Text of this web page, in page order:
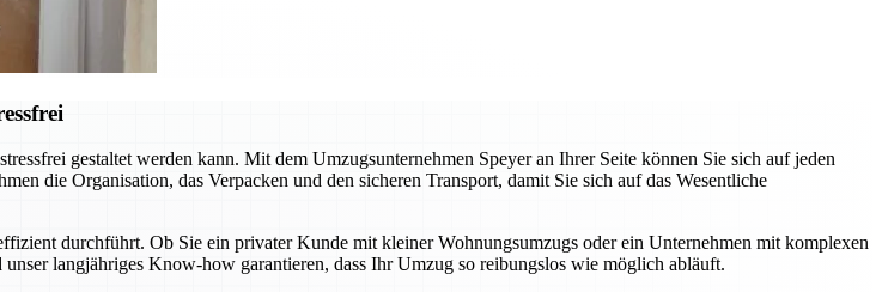
gestaltet werden kann. Mit dem Umzugsunternehmen Speyer an Ihrer Seite können Sie sich auf jeden
die Organisation, das Verpacken und den sicheren Transport, damit Sie sich auf das Wesentliche
durchführt. Ob Sie ein privater Kunde mit kleiner Wohnungsumzugs oder ein Unternehmen mit komplexen
langjähriges Know-how garantieren, dass Ihr Umzug so reibungslos wie möglich abläuft.